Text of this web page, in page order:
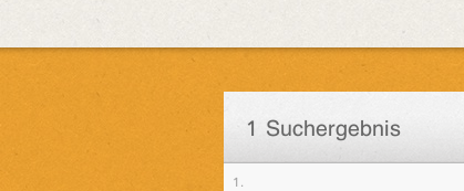
1 Suchergebnis